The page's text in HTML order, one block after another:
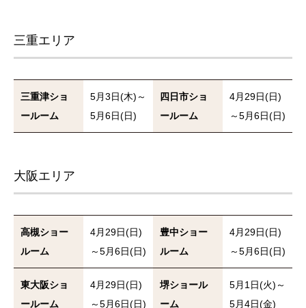
三重エリア
三重津ショ
ールーム
5月3日(木)～
5月6日(日)
四日市ショ
ールーム
4月29日(日)
～5月6日(日)
大阪エリア
高槻ショー
ルーム
4月29日(日)
～5月6日(日)
豊中ショー
ルーム
4月29日(日)
～5月6日(日)
東大阪ショ
ールーム
4月29日(日)
～5月6日(日)
堺ショール
ーム
5月1日(火)～
5月4日(金)